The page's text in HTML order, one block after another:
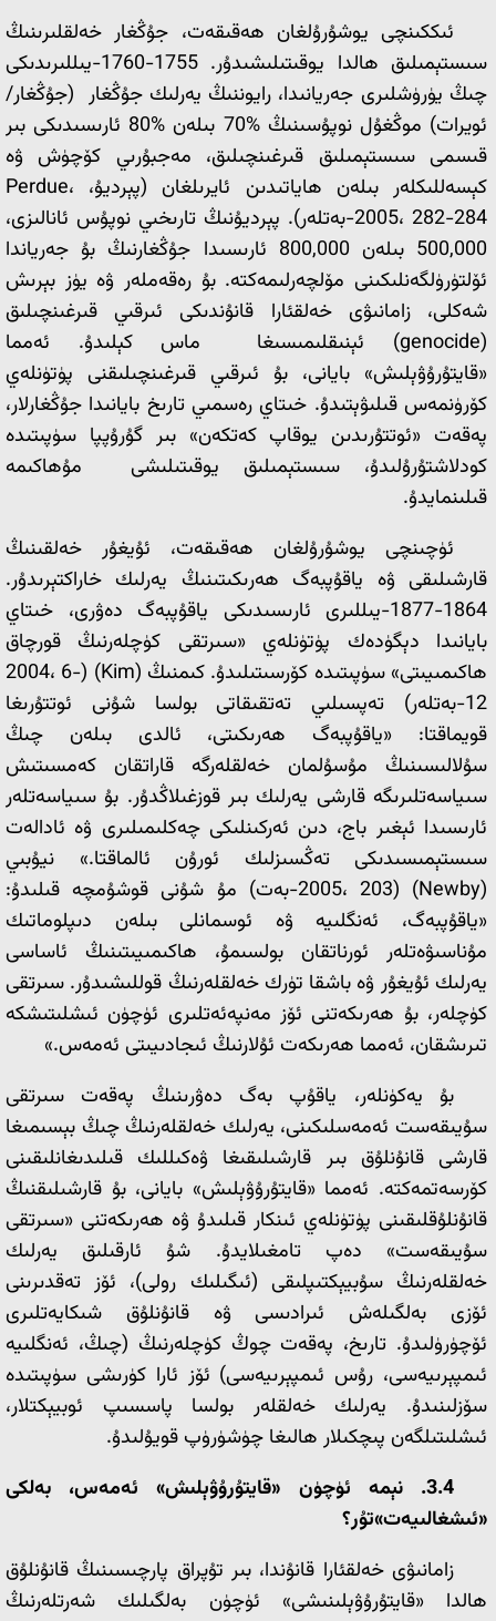
ئىككىنچى يوشۇرۇلغان ھەقىقەت، جۇڭغار خەلقلىرىنىڭ
سىستېمىلىق ھالدا يوقىتىلىشىدۇر. 1755-1760-يىللىرىدىكى
چىڭ يۈرۈشلىرى جەريانىدا، رايوننىڭ يەرلىك جۇڭغار (جۇڭغار/
ئويرات) موڭغۇل نوپۇسىنىڭ %70 بىلەن %80 ئارىسىدىكى بىر
قىسمى سىستېمىلىق قىرغىنچىلىق، مەجبۇرىي كۆچۈش ۋە
كېسەللىكلەر بىلەن ھاياتىدىن ئايرىلغان (پېرديۇ، Perdue،
2005، 282-284-بەتلەر). پېرديۇنىڭ تارىخىي نوپۇس ئانالىزى،
500,000 بىلەن 800,000 ئارىسىدا جۇڭغارنىڭ بۇ جەرياندا
ئۆلتۈرۈلگەنلىكىنى مۆلچەرلىمەكتە. بۇ رەقەملەر ۋە يۈز بېرىش
شەكلى، زامانىۋى خەلقئارا قانۇندىكى ئىرقىي قىرغىنچىلىق
(genocide) ئېنىقلىمىسىغا ماس كېلىدۇ. ئەمما
«قايتۇرۇۋېلىش» بايانى، بۇ ئىرقىي قىرغىنچىلىقنى پۈتۈنلەي
كۆرۈنمەس قىلىۋېتىدۇ. خىتاي رەسمىي تارىخ بايانىدا جۇڭغارلار،
پەقەت «ئوتتۇرىدىن يوقاپ كەتكەن» بىر گۇرۇپپا سۈپىتىدە
كودلاشتۇرۇلىدۇ، سىستېمىلىق يوقىتىلىشى مۇھاكىمە
قىلىنمايدۇ.
ئۈچىنچى يوشۇرۇلغان ھەقىقەت، ئۇيغۇر خەلقىنىڭ
قارشىلىقى ۋە ياقۇپبەگ ھەرىكىتىنىڭ يەرلىك خاراكتېرىدۇر.
1864-1877-يىللىرى ئارىسىدىكى ياقۇپبەگ دەۋرى، خىتاي
بايانىدا دېگۈدەك پۈتۈنلەي «سىرتقى كۈچلەرنىڭ قورچاق
ھاكىمىيىتى» سۈپىتىدە كۆرسىتىلىدۇ. كىمنىڭ (Kim) (2004، 6-
12-بەتلەر) تەپسىلىي تەتقىقاتى بولسا شۇنى ئوتتۇرىغا
قويماقتا: «ياقۇپبەگ ھەرىكىتى، ئالدى بىلەن چىڭ
سۇلالىسىنىڭ مۇسۇلمان خەلقلەرگە قاراتقان كەمسىتىش
سىياسەتلىرىگە قارشى يەرلىك بىر قوزغىلاڭدۇر. بۇ سىياسەتلەر
ئارىسىدا ئېغىر باج، دىن ئەركىنلىكى چەكلىمىلىرى ۋە ئادالەت
سىستېمىسىدىكى تەڭسىزلىك ئورۇن ئالماقتا.» نيۇبىي
(Newby) (2005، 203-بەت) مۇ شۇنى قوشۇمچە قىلىدۇ:
«ياقۇپبەگ، ئەنگلىيە ۋە ئوسمانلى بىلەن دىپلوماتىك
مۇناسىۋەتلەر ئورناتقان بولسىمۇ، ھاكىمىيىتىنىڭ ئاساسى
يەرلىك ئۇيغۇر ۋە باشقا تۈرك خەلقلەرنىڭ قوللىشىدۇر. سىرتقى
كۈچلەر، بۇ ھەرىكەتنى ئۆز مەنپەئەتلىرى ئۈچۈن ئىشلىتىشكە
تىرىشقان، ئەمما ھەرىكەت ئۇلارنىڭ ئىجادىيىتى ئەمەس.»
بۇ يەكۈنلەر، ياقۇپ بەگ دەۋرىنىڭ پەقەت سىرتقى
سۇيىقەست ئەمەسلىكىنى، يەرلىك خەلقلەرنىڭ چىڭ بېسىمىغا
قارشى قانۇنلۇق بىر قارشىلىقىغا ۋەكىللىك قىلىدىغانلىقىنى
كۆرسەتمەكتە. ئەمما «قايتۇرۇۋېلىش» بايانى، بۇ قارشىلىقنىڭ
قانۇنلۇقلىقىنى پۈتۈنلەي ئىنكار قىلىدۇ ۋە ھەرىكەتنى «سىرتقى
سۇيىقەست» دەپ تامغىلايدۇ. شۇ ئارقىلىق يەرلىك
خەلقلەرنىڭ سۇبيېكتىپلىقى (ئىگىلىك رولى)، ئۆز تەقدىرىنى
ئۆزى بەلگىلەش ئىرادىسى ۋە قانۇنلۇق شىكايەتلىرى
ئۆچۈرۈلىدۇ. تارىخ، پەقەت چوڭ كۈچلەرنىڭ (چىڭ، ئەنگلىيە
ئىمپېرىيەسى، رۇس ئىمپېرىيەسى) ئۆز ئارا كۈرىشى سۈپىتىدە
سۆزلىنىدۇ. يەرلىك خەلقلەر بولسا پاسسىپ ئوبيېكتلار،
ئىشلىتىلگەن پىچكىلار ھالىغا چۈشۈرۈپ قويۇلىدۇ.
3.4.
نېمە ئۈچۈن «قايتۇرۇۋېلىش» ئەمەس، بەلكى
«ئىشغالىيەت»تۇر؟
زامانىۋى خەلقئارا قانۇندا، بىر تۇپراق پارچىسىنىڭ قانۇنلۇق
ھالدا «قايتۇرۇۋېلىنىشى» ئۈچۈن بەلگىلىك شەرتلەرنىڭ